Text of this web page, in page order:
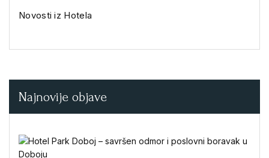
Novosti iz Hotela
Najnovije objave